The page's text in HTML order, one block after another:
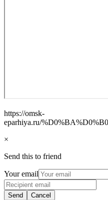
https://omsk-
eparhiya.ru/
×
Send this to friend
Your email
Send Cancel